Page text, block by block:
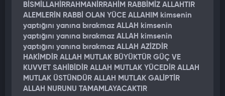
ortaya çıktı. Koleksiyonda birbirinden lüks araçlar dikkat çekti.
BİSMİLLAHİRRAHMANİRRAHİM RABBİMİZ ALLAHTIR
ALEMLERİN RABBİ OLAN YÜCE ALLAHIM kimsenin
yaptığını yanına bırakmaz ALLAH kimsenin
yaptığını yanına bırakmaz ALLAH kimsenin
yaptığını yanına bırakmaz ALLAH AZİZDİR
HAKİMDİR ALLAH MUTLAK BÜYÜKTÜR GÜÇ VE
KUVVET SAHİBİDİR ALLAH MUTLAK YÜCEDİR ALLAH
MUTLAK ÜSTÜNDÜR ALLAH MUTLAK GALİPTİR
ALLAH NURUNU TAMAMLAYACAKTIR